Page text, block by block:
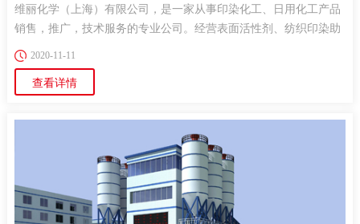
维丽化学（上海）有限公司，是一家从事印染化工、日用化工产品
销售，推广，技术服务的专业公司。经营表面活性剂、纺织印染助
剂、活性染料、...
2020-11-11
查看详情